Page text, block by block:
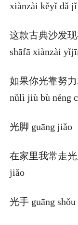
xiànzài kěyǐ dǎ jǐ
这款古典沙发现
shāfā xiànzài
如果你光靠努力
nǔlì jiù bù néng
光脚 guāng jiǎo
在家里我常走光
jiǎo
光手 guāng shǒu